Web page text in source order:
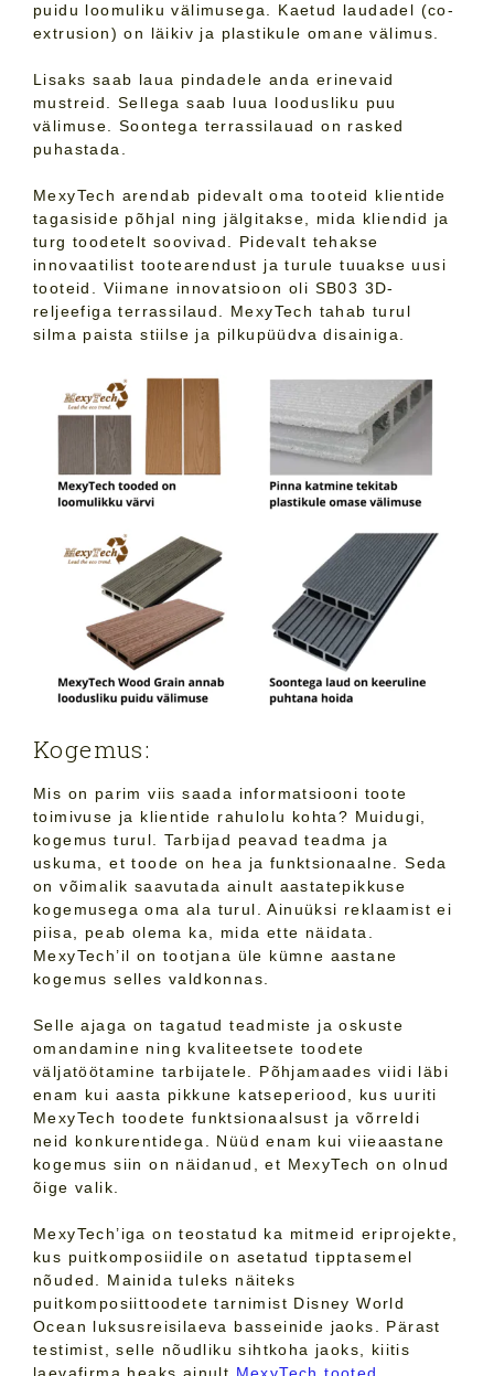
puidu loomuliku välimusega. Kaetud laudadel (co-
extrusion) on läikiv ja plastikule omane välimus.
Lisaks saab laua pindadele anda erinevaid
mustreid. Sellega saab luua loodusliku puu
välimuse. Soontega terrassilauad on rasked
puhastada.
MexyTech arendab pidevalt oma tooteid klientide
tagasiside põhjal ning jälgitakse, mida kliendid ja
turg toodetelt soovivad. Pidevalt tehakse
innovaatilist tootearendust ja turule tuuakse uusi
tooteid. Viimane innovatsioon oli SB03 3D-
reljeefiga terrassilaud. MexyTech tahab turul
silma paista stiilse ja pilkupüüdva disainiga.
Kogemus:
Mis on parim viis saada informatsiooni toote
toimivuse ja klientide rahulolu kohta? Muidugi,
kogemus turul. Tarbijad peavad teadma ja
uskuma, et toode on hea ja funktsionaalne. Seda
on võimalik saavutada ainult aastatepikkuse
kogemusega oma ala turul. Ainuüksi reklaamist ei
piisa, peab olema ka, mida ette näidata.
MexyTech’il on tootjana üle kümne aastane
kogemus selles valdkonnas.
Selle ajaga on tagatud teadmiste ja oskuste
omandamine ning kvaliteetsete toodete
väljatöötamine tarbijatele. Põhjamaades viidi läbi
enam kui aasta pikkune katseperiood, kus uuriti
MexyTech toodete funktsionaalsust ja võrreldi
neid konkurentidega. Nüüd enam kui viieaastane
kogemus siin on näidanud, et MexyTech on olnud
õige valik.
MexyTech’iga on teostatud ka mitmeid eriprojekte,
kus puitkomposiidile on asetatud tipptasemel
nõuded. Mainida tuleks näiteks
puitkomposiittoodete tarnimist Disney World
Ocean luksusreisilaeva basseinide jaoks. Pärast
testimist, selle nõudliku sihtkoha jaoks, kiitis